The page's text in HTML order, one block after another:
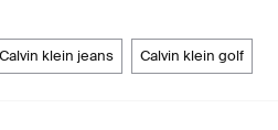
calvin klein jeans calvin klein golf